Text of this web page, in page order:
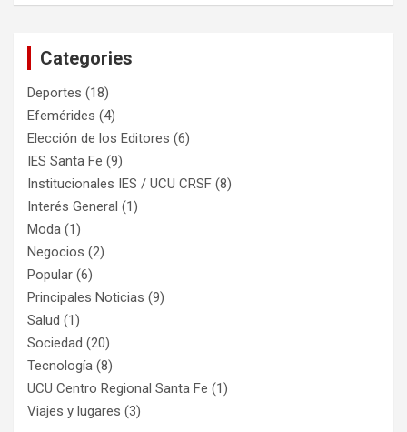
Categories
Deportes (18)
Efemérides (4)
Elección de los Editores (6)
IES Santa Fe (9)
Institucionales IES / UCU CRSF (8)
Interés General (1)
Moda (1)
Negocios (2)
Popular (6)
Principales Noticias (9)
Salud (1)
Sociedad (20)
Tecnología (8)
UCU Centro Regional Santa Fe (1)
Viajes y lugares (3)